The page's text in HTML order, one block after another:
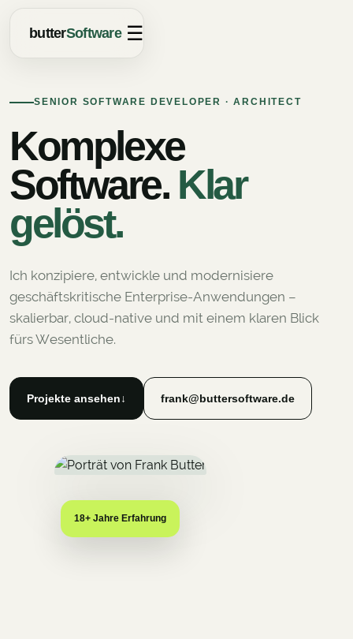
butterSoftware ☰
SENIOR SOFTWARE DEVELOPER · ARCHITECT
Komplexe
Software. Klar
gelöst.
Ich konzipiere, entwickle und modernisiere
geschäftskritische Enterprise-Anwendungen –
skalierbar, cloud-native und mit einem klaren Blick
fürs Wesentliche.
Projekte ansehen↓ frank@buttersoftware.de
18+ Jahre Erfahrung